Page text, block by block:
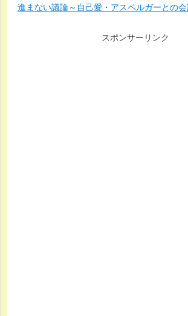
進まない議論～自己愛・アスペルガーとの会
スポンサーリンク